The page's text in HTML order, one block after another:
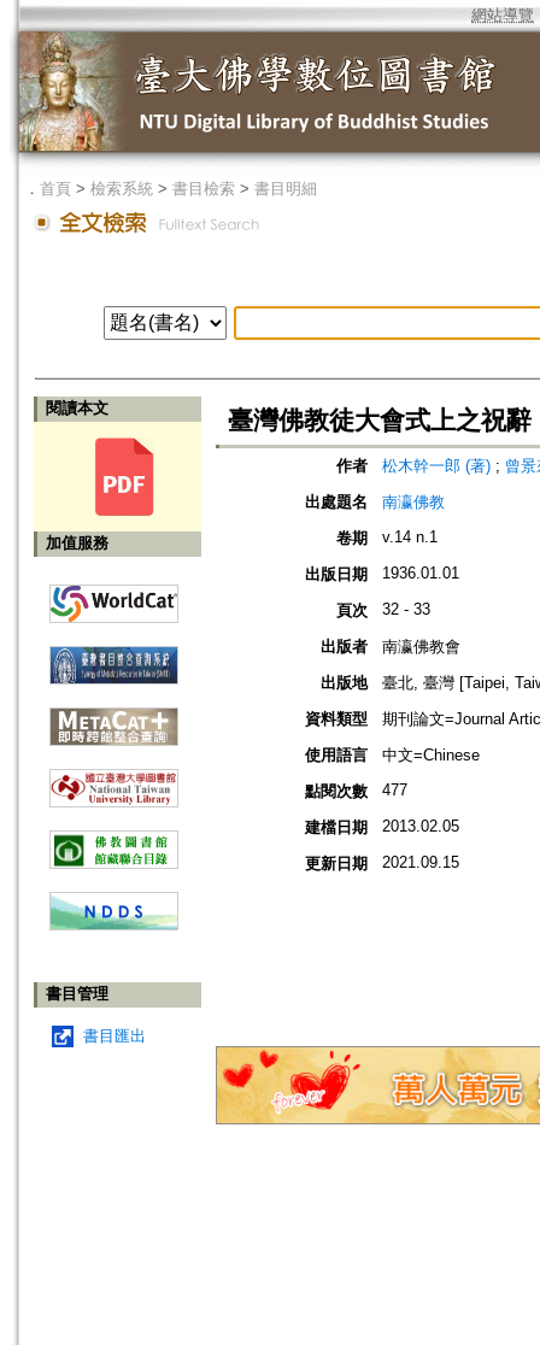
網站導覽
． 首頁 > 檢索系統 > 書目檢索 > 書目明細
閱讀本文
加值服務
書目管理
書目匯出
臺灣佛教徒大會式上之祝辭
作者 松木幹一郎 (著) ; 曾
出處題名
南瀛佛教
卷期
v.14 n.1
出版日期 1936.01.01
頁次 32 - 33
出版者
南瀛佛教會
出版地
臺北, 臺灣 [Taipei,
資料類型
期刊論文=Journal
使用語言
中文=Chinese
點閱次數
477
建檔日期 2013.02.05
更新日期 2021.09.15